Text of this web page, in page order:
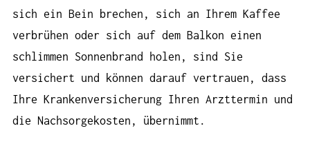
sich ein Bein brechen, sich an Ihrem Kaffee
verbrühen oder sich auf dem Balkon einen
schlimmen Sonnenbrand holen, sind Sie
versichert und können darauf vertrauen, dass
Ihre Krankenversicherung Ihren Arzttermin und
die Nachsorgekosten, übernimmt.